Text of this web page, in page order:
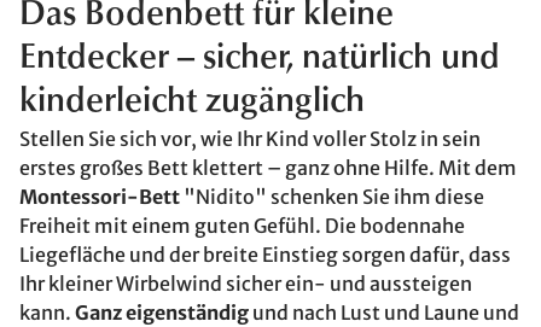
Das Bodenbett für kleine
Entdecker – sicher, natürlich und
kinderleicht zugänglich
Stellen Sie sich vor, wie Ihr Kind voller Stolz in sein
erstes großes Bett klettert – ganz ohne Hilfe. Mit dem
Montessori-Bett "Nidito" schenken Sie ihm diese
Freiheit mit einem guten Gefühl. Die bodennahe
Liegefläche und der breite Einstieg sorgen dafür, dass
Ihr kleiner Wirbelwind sicher ein- und aussteigen
kann. Ganz eigenständig und nach Lust und Laune und